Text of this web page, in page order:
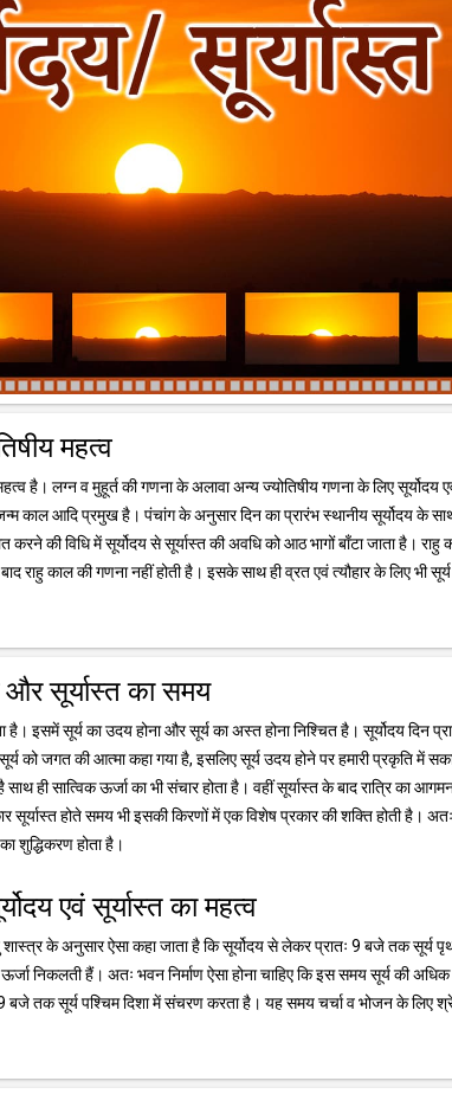
महत्व
है। लग्न व मुहूर्त की गणना के अलावा अन्य ज्योतिषीय गणना के लिए सूर्योदय
काल आदि प्रमुख है। पंचांग के अनुसार दिन का प्रारंभ स्थानीय सूर्योदय के
करने की विधि में सूर्योदय से सूर्यास्त की अवधि को आठ भागों बाँटा जाता है। राहु
राहु काल की गणना नहीं होती है। इसके साथ ही व्रत एवं त्यौहार के लिए भी
सूर्यास्त का समय
है। इसमें सूर्य का उदय होना और सूर्य का अस्त होना निश्चित है। सूर्योदय दिन
को जगत की आत्मा कहा गया है, इसलिए सूर्य उदय होने पर हमारी प्रकृति में
ही सात्विक ऊर्जा का भी संचार होता है। वहीं सूर्यास्त के बाद रात्रि का
सूर्यास्त होते समय भी इसकी किरणों में एक विशेष प्रकार की शक्ति होती है।
शुद्धिकरण होता है।
एवं सूर्यास्त का महत्व
के अनुसार ऐसा कहा जाता है कि सूर्योदय से लेकर प्रातः 9 बजे तक सूर्य
निकलती हैं। अतः भवन निर्माण ऐसा होना चाहिए कि इस समय सूर्य की
तक सूर्य पश्चिम दिशा में संचरण करता है। यह समय चर्चा व भोजन के लिए